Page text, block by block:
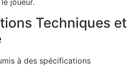
joueur.
Techniques et
à des spécifications